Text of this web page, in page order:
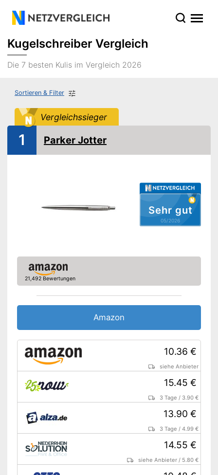
Kugelschreiber Vergleich
Die 7 besten Kulis im Vergleich 2026
Sortieren & Filter
Vergleichssieger
Sehr gut
05/2026
1 Parker Jotter
21,492 Bewertungen
Amazon
10.36 €
siehe Anbieter
15.45 €
3 Tage / 3.90 €
13.90 €
3 Tage /4.99 €
14.55 €
siehe Anbieter / 5.80 €